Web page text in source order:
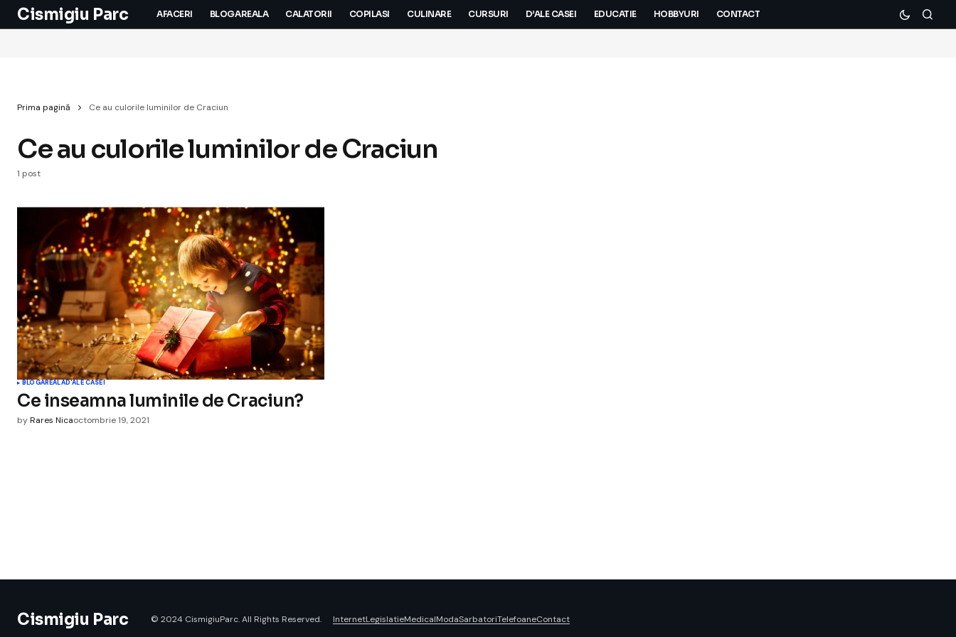
Cismigiu Parc AFACERI BLOGAREALA CALATORII COPILASI CULINARE CURSURI D’ALE CASEI EDUCATIE HOBBYURI CONTACT
Prima pagină Ce au culorile luminilor de Craciun
Ce au culorile luminilor de Craciun
1 post
BLOGAREALAD'ALE CASEI
Ce inseamna luminile de Craciun?
byRares Nicaoctombrie 19, 2021
Cismigiu Parc © 2024 CismigiuParc. All Rights Reserved. InternetLegislatieMedicalModaSarbatoriTelefoaneContact